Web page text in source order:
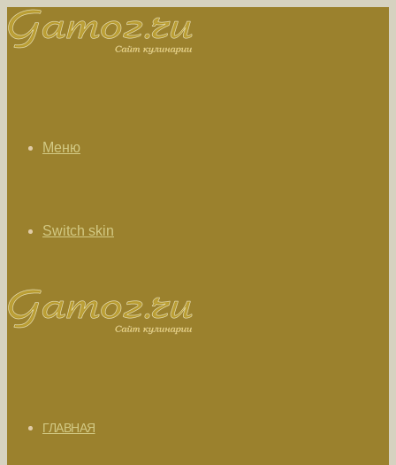
Меню
Switch skin
ГЛАВНАЯ